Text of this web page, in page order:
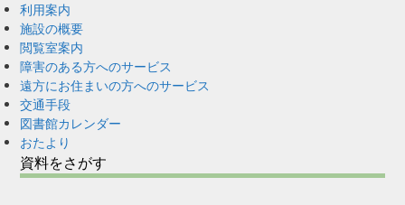
利用案内
施設の概要
閲覧室案内
障害のある方へのサービス
遠方にお住まいの方へのサービス
交通手段
図書館カレンダー
おたより
資料をさがす